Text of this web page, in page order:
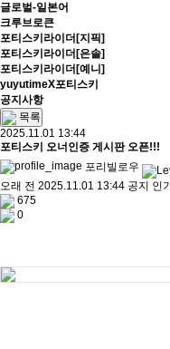
글로벌-일본어
크루브로큰
포티스키라이더[지픽]
포티스키라이더[은솔]
포티스키라이더[예니]
yuyutimeX포티스키
공지사항
목록
2025.11.01 13:44
포티스키 오너인증 게시판 오픈!!!
포리빌로우
오래 전 2025.11.01 13:44 공지 인기
675
0